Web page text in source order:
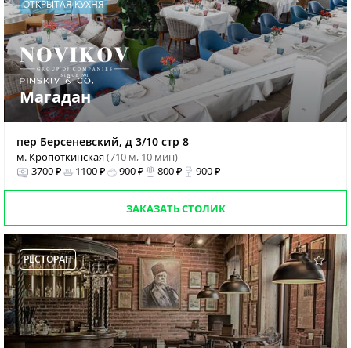
ОТКРЫТАЯ КУХНЯ
Магадан
пер Берсеневский, д 3/10 стр 8
м. Кропоткинская(710 м, 10 мин)
3700 ₽
1100 ₽ 900 ₽ 800 ₽ 900 ₽
ЗАКАЗАТЬ СТОЛИК
РЕСТОРАН